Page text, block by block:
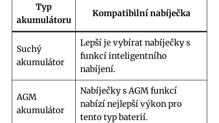
Typ
akumulátoru
Kompatibilní nabíječka
Suchý
akumulátor
Lepší je vybírat nabíječky s
funkcí inteligentního
nabíjení.
AGM
akumulátor
Nabíječky s AGM funkcí
nabízí nejlepší výkon pro
tento typ baterií.